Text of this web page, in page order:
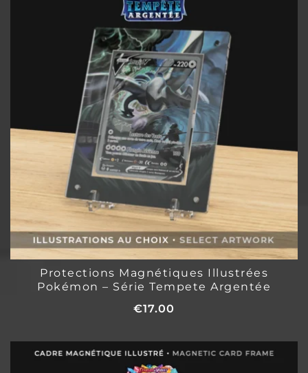
Protections Magnétiques Illustrées
Pokémon – Série Tempete Argentée
€17.00